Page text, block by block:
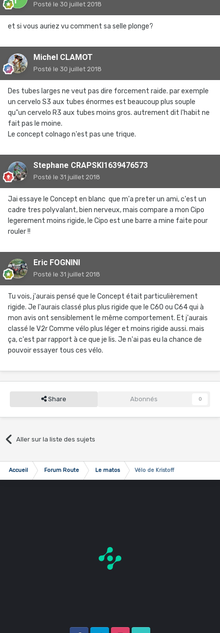
Posté le 30 juillet 2018
et si vous auriez vu comment sa selle plonge?
Michel CLAMOT
Posté le 30 juillet 2018
Des tubes larges ne veut pas dire forcement raide. par exemple
un cervelo S3 aux tubes énormes est beaucoup plus souple
qu"un cervelo R3 aux tubes moins gros. autrement dit l'habit ne
fait pas le moine.
Le concept colnago n'est pas une trique.
Stephane CRAPSKI1639476573
Posté le 31 juillet 2018
Jai essaye le Concept en blanc que m'a preter un ami, c'est un
cadre tres polyvalant, bien nerveux, mais compare a mon Cipo
legerement moins rigide, le Cipo est une barre a mine faite pour
rouler !!
Eric FOGNINI
Posté le 31 juillet 2018
Tu vois, j'aurais pensé que le Concept était particulièrement
rigide. Je l'aurais classé plus plus rigide que le C60 ou C64 qui à
mon avis ont sensiblement le même comportement. Et j'aurais
classé le V2r Comme vélo plus léger et moins rigide aussi. mais
ça, c'est par rapport à ce que je lis. Je n'ai pas eu la chance de
pouvoir essayer tous ces vélo.
Share Abonnés 0
Aller sur la liste des sujets
Accueil Forum Route Le matos Vélo de Kristoff